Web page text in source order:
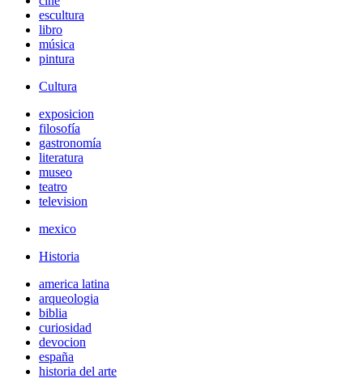
escultura
libro
música
pintura
Cultura
exposicion
filosofía
gastronomía
literatura
museo
teatro
television
mexico
Historia
america latina
arqueologia
biblia
curiosidad
devocion
españa
historia del arte